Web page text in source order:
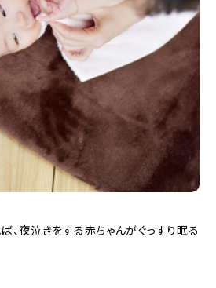
、夜泣きをする赤ちゃんがぐっすり眠る